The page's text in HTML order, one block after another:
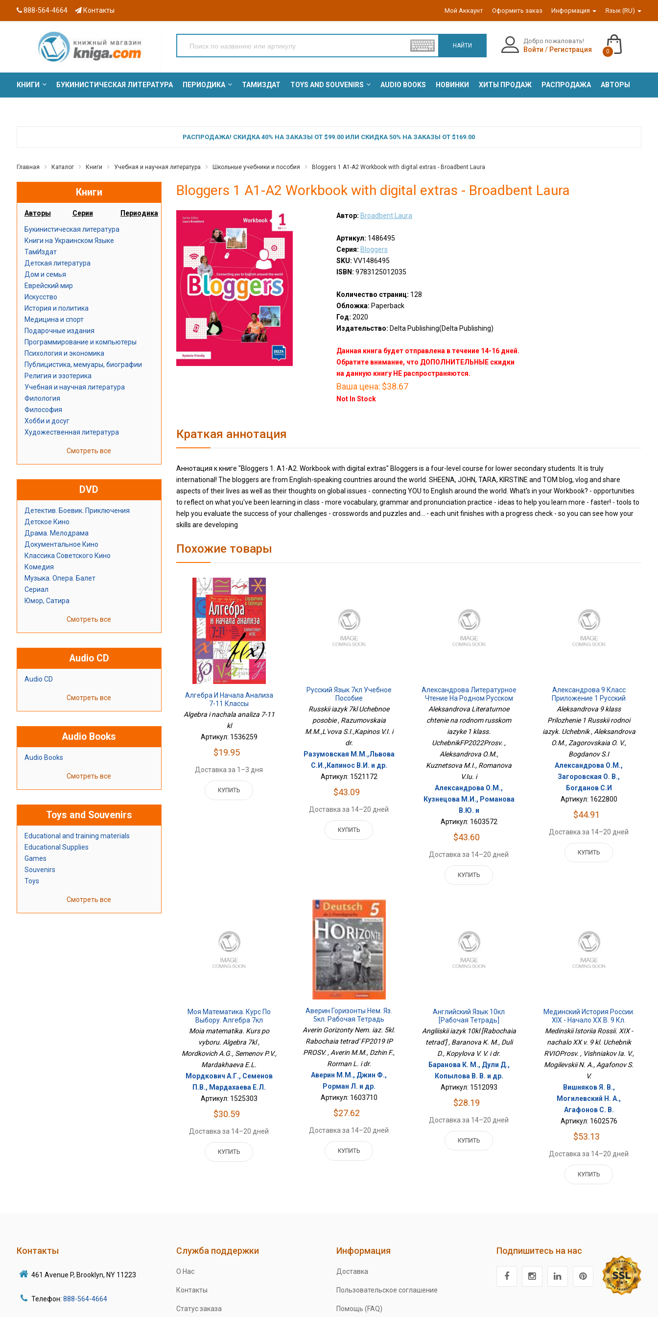
888-564-4664 Контакты Мой Аккаунт Оформить заказ Информация Язык (RU)
НАЙТИ
Добро пожаловать!
Войти / Регистрация 0
КНИГИ БУКИНИСТИЧЕСКАЯ ЛИТЕРАТУРА ПЕРИОДИКА ТАМИЗДАТ TOYS AND SOUVENIRS AUDIO BOOKS НОВИНКИ ХИТЫ ПРОДАЖ РАСПРОДАЖА АВТОРЫ
РАСПРОДАЖА! СКИДКА 40% НА ЗАКАЗЫ ОТ $99.00 ИЛИ СКИДКА 50% НА ЗАКАЗЫ ОТ $169.00
Главная Каталог Книги Учебная и научная литература Школьные учебники и пособия Bloggers 1 A1-A2 Workbook with digital extras - Broadbent Laura
Книги
Авторы Серии Периодика
Букинистическая литература
Книги на Украинском Языке
ТамИздат
Детская литература
Дом и семья
Еврейский мир
Искусство
История и политика
Медицина и спорт
Подарочные издания
Программирование и компьютеры
Психология и экономика
Публицистика, мемуары, биографии
Религия и эзотерика
Учебная и научная литература
Филология
Философия
Хобби и досуг
Художественная литература
Смотреть все
DVD
Детектив. Боевик. Приключения
Детское Кино
Драма. Мелодрама
Документальное Кино
Классика Советского Кино
Комедия
Музыка. Опера. Балет
Сериал
Юмор, Сатира
Смотреть все
Audio CD
Audio CD
Смотреть все
Audio Books
Audio Books
Смотреть все
Toys and Souvenirs
Educational and training materials
Educational Supplies
Games
Souvenirs
Toys
Смотреть все
Bloggers 1 A1-A2 Workbook with digital extras - Broadbent Laura
Автор: Broadbent Laura
Артикул: 1486495
Серия: Bloggers
SKU: VV1486495
ISBN: 9783125012035
Количество страниц: 128
Обложка: Paperback
Год: 2020
Издательство: Delta Publishing(Delta Publishing)
Данная книга будет отправлена в течение 14-16 дней.
Обратите внимание, что ДОПОЛНИТЕЛЬНЫЕ скидки
на данную книгу НЕ распространяются.
Ваша цена: $38.67
Not In Stock
Краткая аннотация
Аннотация к книге "Bloggers 1. A1-A2. Workbook with digital extras" Bloggers is a four-level course for lower secondary students. It is truly
international! The bloggers are from English-speaking countries around the world. SHEENA, JOHN, TARA, KIRSTINE and TOM blog, vlog and share
aspects of their lives as well as their thoughts on global issues - connecting YOU to English around the world. What's in your Workbook? - opportunities
to reflect on what you've been learning in class - more vocabulary, grammar and pronunciation practice - ideas to help you learn more - faster! - tools to
help you evaluate the success of your challenges - crosswords and puzzles and... - each unit finishes with a progress check - so you can see how your
skills are developing
Похожие товары
Алгебра И Начала Анализа
7-11 Классы
Algebra i nachala analiza 7-11
kl
Артикул: 1536259
$19.95
Доставка за 1–3 дня
КУПИТЬ
Русский Язык 7кл Учебное
Пособие
Russkii iazyk 7kl Uchebnoe
posobie , Razumovskaia
M.M.,L'vova S.I.,Kapinos V.I. i
dr.
Разумовская М.М.,Львова
С.И.,Капинос В.И. и др.
Артикул: 1521172
$43.09
Доставка за 14–20 дней
КУПИТЬ
Александрова Литературное
Чтение На Родном Русском
Языке 1 Класс.
Aleksandrova Literaturnoe
chtenie na rodnom russkom
iazyke 1 klass.
UchebnikFP2022Prosv. ,
Aleksandrova O.M.,
Kuznetsova M.I., Romanova
V.Iu. i
Александрова О.М.,
Кузнецова М.И., Романова
В.Ю. и
Артикул: 1603572
$43.60
Доставка за 14–20 дней
КУПИТЬ
Александрова 9 Класс
Приложение 1 Русский
Родной Язык. Учебник
Aleksandrova 9 klass
Prilozhenie 1 Russkii rodnoi
iazyk. Uchebnik , Aleksandrova
O.M., Zagorovskaia O. V.,
Bogdanov S.I
Александрова О.М.,
Загоровская О. В.,
Богданов С.И
Артикул: 1622800
$44.91
Доставка за 14–20 дней
КУПИТЬ
Моя Математика. Курс По
Выбору. Алгебра 7кл
Moia matematika. Kurs po
vyboru. Algebra 7kl ,
Mordkovich A.G., Semenov P.V.,
Mardakhaeva E.L.
Мордкович А.Г., Семенов
П.В., Мардахаева Е.Л.
Артикул: 1525303
$30.59
Доставка за 14–20 дней
КУПИТЬ
Аверин Горизонты Нем. Яз.
5кл. Рабочая Тетрадь
ФП2019 ИП ПРОСВ.
Averin Gorizonty Nem. iaz. 5kl.
Rabochaia tetrad' FP2019 IP
PROSV. , Averin M.M., Dzhin F.,
Rorman L. i dr.
Аверин М.М., Джин Ф.,
Рорман Л. и др.
Артикул: 1603710
$27.62
Доставка за 14–20 дней
КУПИТЬ
Английский Язык 10кл
[Рабочая Тетрадь]
Angliiskii iazyk 10kl [Rabochaia
tetrad'] , Baranova K. M., Duli
D., Kopylova V. V. i dr.
Баранова К. М., Дули Д.,
Копылова В. В. и др.
Артикул: 1512093
$28.19
Доставка за 14–20 дней
КУПИТЬ
Мединский История России.
XIX - Начало XX В. 9 Кл.
Учебник РВИОПросв.
Medinskii Istoriia Rossii. XIX -
nachalo XX v. 9 kl. Uchebnik
RVIOProsv. , Vishniakov Ia. V.,
Mogilevskii N. A., Agafonov S.
V.
Вишняков Я. В.,
Могилевский Н. А.,
Агафонов С. В.
Артикул: 1602576
$53.13
Доставка за 14–20 дней
КУПИТЬ
Контакты
461 Avenue P, Brooklyn, NY 11223
Телефон: 888-564-4664
Служба поддержки
О Нас
Контакты
Статус заказа
Информация
Доставка
Пользовательское соглашение
Помощь (FAQ)
Подпишитесь на нас